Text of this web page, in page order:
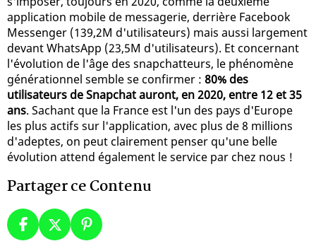
application mobile de messagerie, derrière Facebook
Messenger (139,2M d'utilisateurs) mais aussi largement
devant WhatsApp (23,5M d'utilisateurs). Et concernant
l'évolution de l'âge des snapchatteurs, le phénomène
générationnel semble se confirmer : 80% des
utilisateurs de Snapchat auront, en 2020, entre 12 et 35
ans. Sachant que la France est l'un des pays d'Europe
les plus actifs sur l'application, avec plus de 8 millions
d'adeptes, on peut clairement penser qu'une belle
évolution attend également le service par chez nous !
Partager ce Contenu